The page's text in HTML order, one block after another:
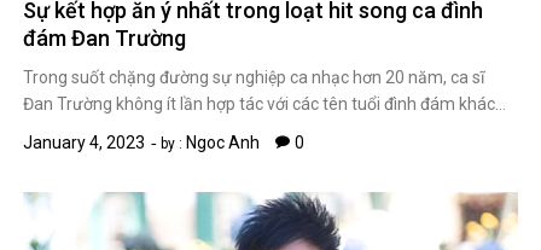
Đan Trường không ít lần hợp tác với các tên tuổi đình đám khác…